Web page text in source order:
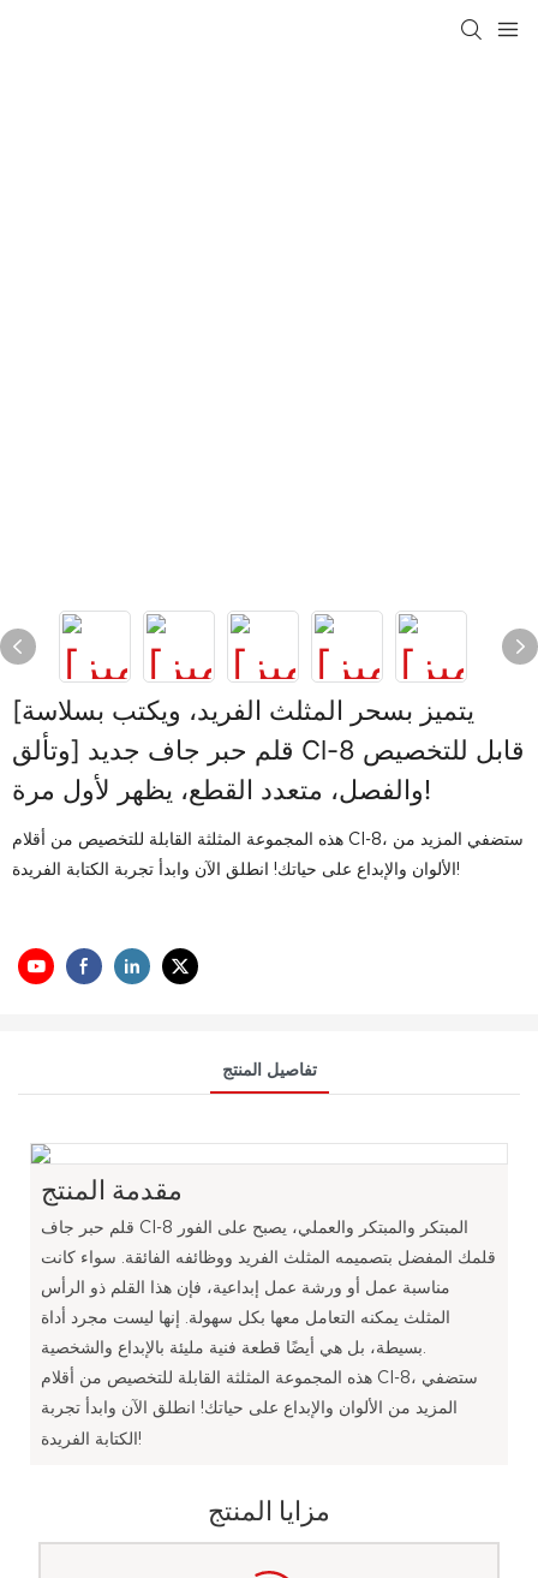
[يتميز بسحر المثلث الفريد، ويكتب بسلاسة
وتألق] قلم حبر جاف جديد Cl-8 قابل للتخصيص
والفصل، متعدد القطع، يظهر لأول مرة!
هذه المجموعة المثلثة القابلة للتخصيص من أقلام Cl-8، ستضفي المزيد من
الألوان والإبداع على حياتك! انطلق الآن وابدأ تجربة الكتابة الفريدة!
تفاصيل المنتج
مقدمة المنتج
قلم حبر جاف Cl-8 المبتكر والمبتكر والعملي، يصبح على الفور
قلمك المفضل بتصميمه المثلث الفريد ووظائفه الفائقة. سواء كانت
مناسبة عمل أو ورشة عمل إبداعية، فإن هذا القلم ذو الرأس
المثلث يمكنه التعامل معها بكل سهولة. إنها ليست مجرد أداة
بسيطة، بل هي أيضًا قطعة فنية مليئة بالإبداع والشخصية.
هذه المجموعة المثلثة القابلة للتخصيص من أقلام Cl-8، ستضفي
المزيد من الألوان والإبداع على حياتك! انطلق الآن وابدأ تجربة
الكتابة الفريدة!
مزايا المنتج